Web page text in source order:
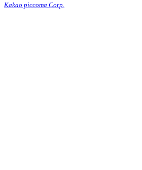
Kakao piccoma Corp.